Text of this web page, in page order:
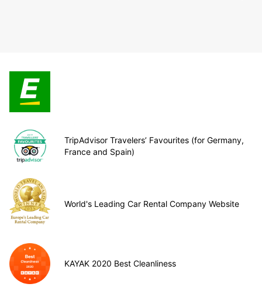
TripAdvisor Travelers’ Favourites (for Germany,
France and Spain)
World's Leading Car Rental Company Website
KAYAK 2020 Best Cleanliness